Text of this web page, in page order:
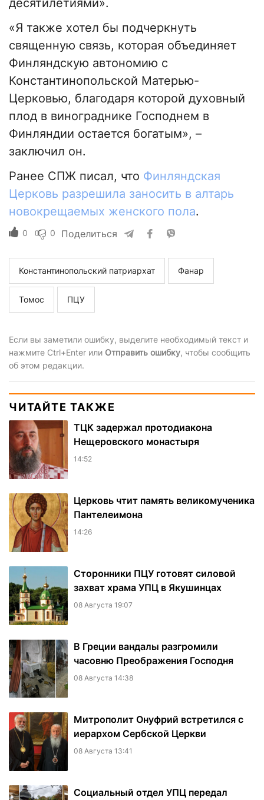
десятилетиями».
«Я также хотел бы подчеркнуть
священную связь, которая объединяет
Финляндскую автономию с
Константинопольской Матерью-
Церковью, благодаря которой духовный
плод в винограднике Господнем в
Финляндии остается богатым», –
заключил он.
Ранее СПЖ писал, что Финляндская
Церковь разрешила заносить в алтарь
новокрещаемых женского пола.
0 0 Поделиться
Константинопольский патриархат Фанар
Томос ПЦУ
Если вы заметили ошибку, выделите необходимый текст и
нажмите Ctrl+Enter или Отправить ошибку, чтобы сообщить
об этом редакции.
ЧИТАЙТЕ ТАКЖЕ
ТЦК задержал протодиакона
Нещеровского монастыря
14:52
Церковь чтит память великомученика
Пантелеимона
14:26
Сторонники ПЦУ готовят силовой
захват храма УПЦ в Якушинцах
08 Августа 19:07
В Греции вандалы разгромили
часовню Преображения Господня
08 Августа 14:38
Митрополит Онуфрий встретился с
иерархом Сербской Церкви
08 Августа 13:41
Социальный отдел УПЦ передал